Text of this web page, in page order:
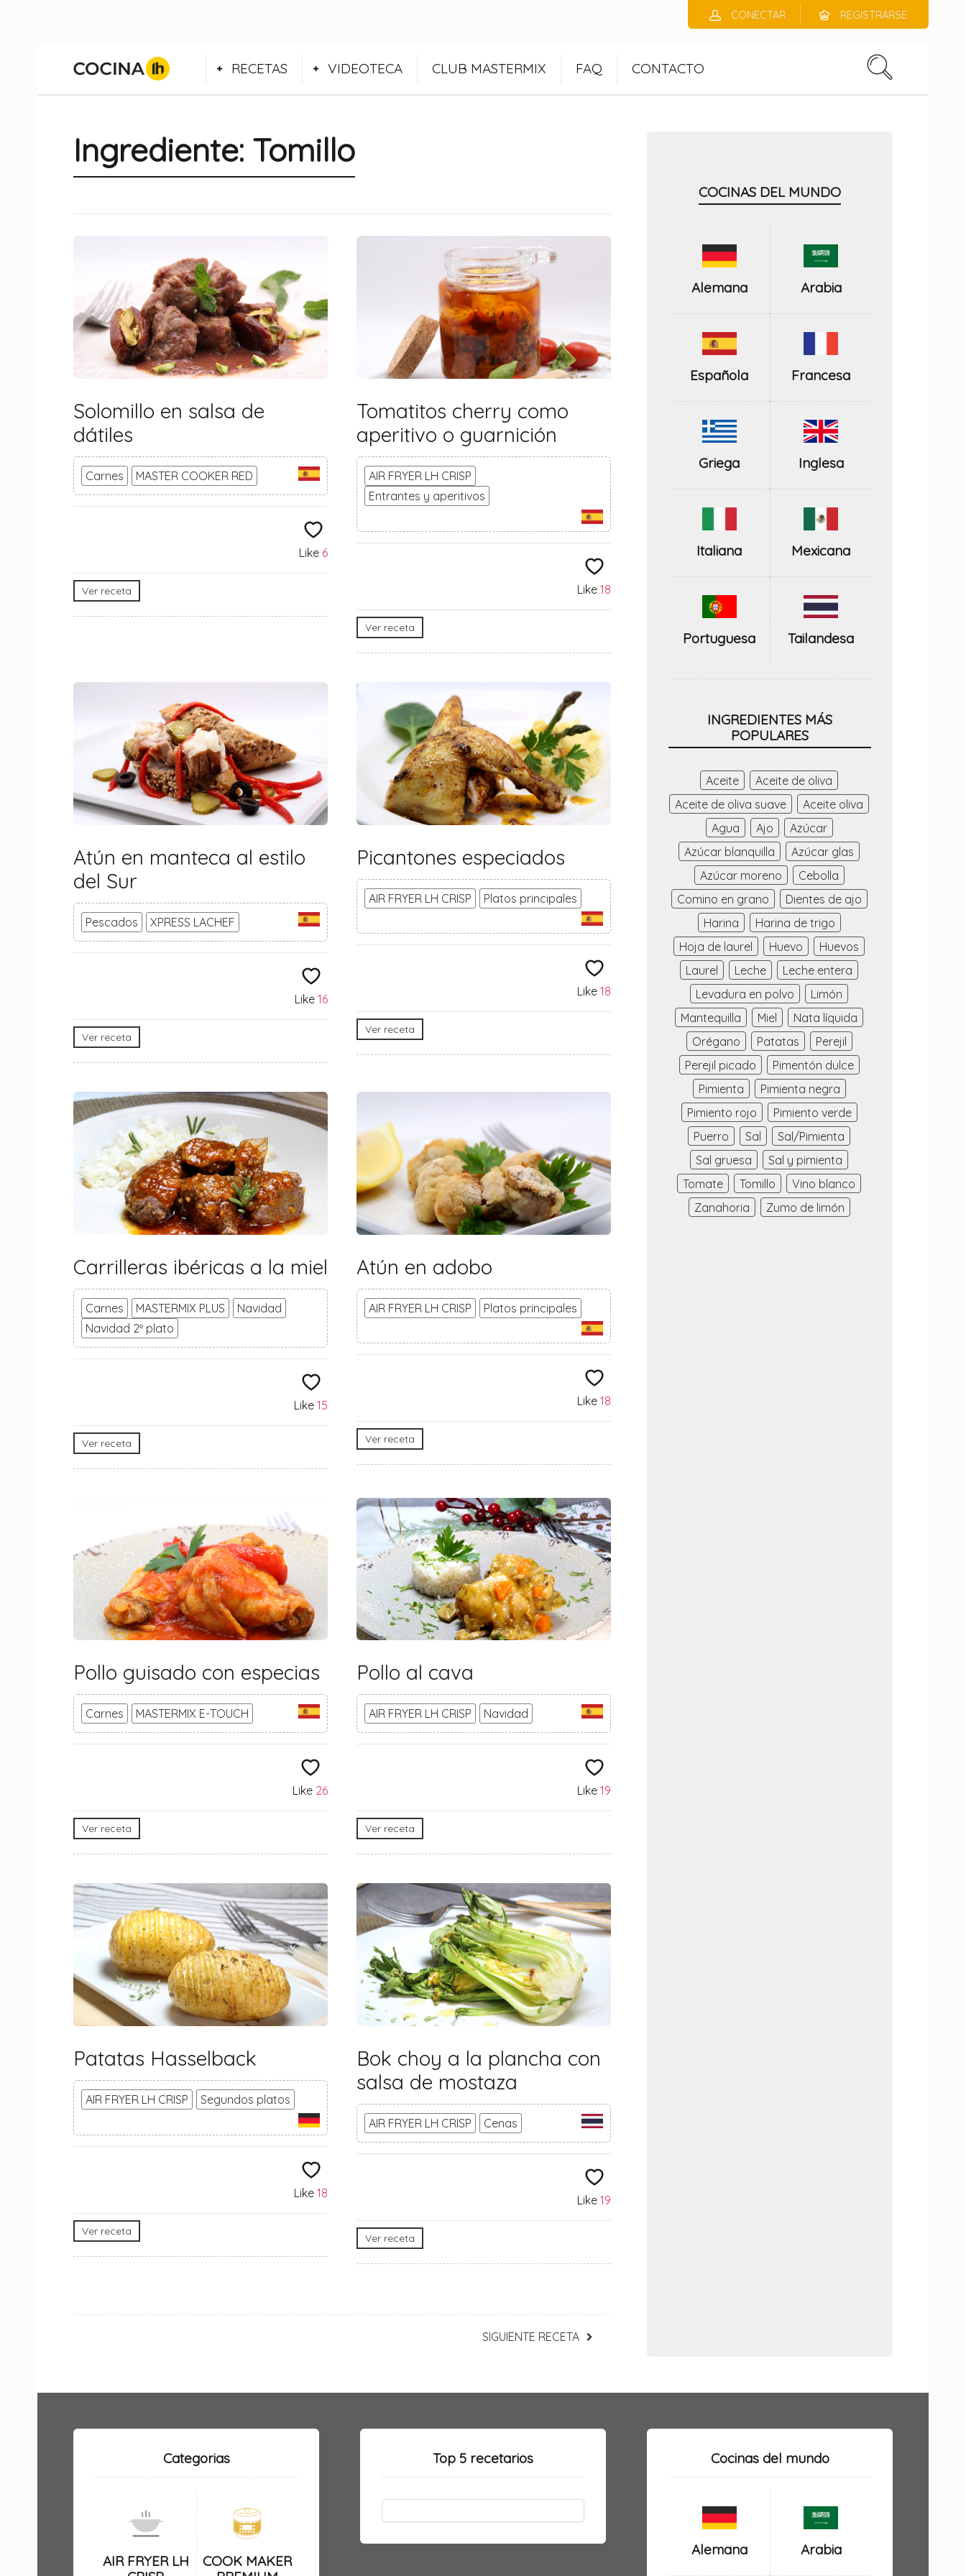
CONECTAR REGISTRARSE
RECETAS VIDEOTECA CLUB MASTERMIX FAQ CONTACTO
Ingrediente: Tomillo
Solomillo en salsa de
dátiles
Carnes MASTER COOKER RED
Like 6
Ver receta
Tomatitos cherry como
aperitivo o guarnición
AIR FRYER LH CRISP
Entrantes y aperitivos
Like 18
Ver receta
Atún en manteca al estilo
del Sur
Pescados XPRESS LACHEF
Like 16
Ver receta
Picantones especiados
AIR FRYER LH CRISP Platos principales
Like 18
Ver receta
Carrilleras ibéricas a la miel
Carnes MASTERMIX PLUS
Navidad
Navidad 2º plato
Like 15
Ver receta
Atún en adobo
AIR FRYER LH CRISP Platos principales
Like 18
Ver receta
Pollo guisado con especias
Carnes MASTERMIX E-TOUCH
Like 26
Ver receta
Pollo al cava
AIR FRYER LH CRISP Navidad
Like 19
Ver receta
Patatas Hasselback
AIR FRYER LH CRISP Segundos platos
Like 18
Ver receta
Bok choy a la plancha con
salsa de mostaza
AIR FRYER LH CRISP Cenas
Like 19
Ver receta
SIGUIENTE RECETA
COCINAS DEL MUNDO
Alemana Arabia
Española Francesa
Griega Inglesa
Italiana Mexicana
Portuguesa Tailandesa
INGREDIENTES MÁS
POPULARES
Aceite
Aceite de oliva
Aceite de oliva suave
Aceite oliva
Agua
Ajo
Azúcar
Azúcar blanquilla
Azúcar glas
Azúcar moreno
Cebolla
Comino en grano
Dientes de ajo
Harina
Harina de trigo
Hoja de laurel
Huevo
Huevos
Laurel
Leche
Leche entera
Levadura en polvo
Limón
Mantequilla
Miel
Nata líquida
Orégano
Patatas
Perejil
Perejil picado
Pimentón dulce
Pimienta
Pimienta negra
Pimiento rojo
Pimiento verde
Puerro
Sal
Sal/Pimienta
Sal gruesa
Sal y pimienta
Tomate
Tomillo
Vino blanco
Zanahoria
Zumo de limón
Categorias
AIR FRYER LH
COOK MAKER
Top 5 recetarios Cocinas del mundo
Alemana Arabia